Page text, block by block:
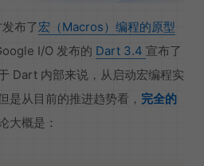
布了宏（Macros）编程的原型
I/O 发布的 Dart 3.4 宣布了
Dart 内部来说，从启动宏编程实
是从目前的推进趋势看， 完全的
大概是：